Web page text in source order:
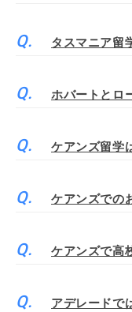
タスマニア留
ホバートとロ
ケアンズ留学
ケアンズでの
ケアンズで高
アデレードで